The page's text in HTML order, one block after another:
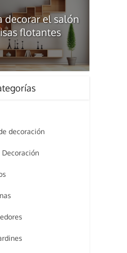
decorar el salón
flotantes
decoración